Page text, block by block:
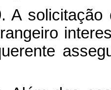
A solicitação